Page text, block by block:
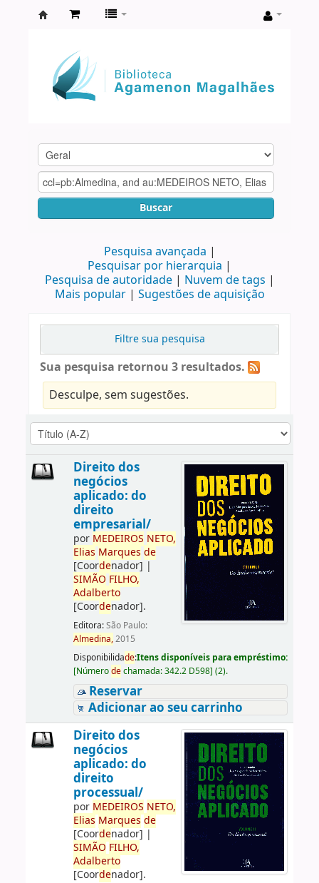
Agamenon
Magalhães
Buscar
Pesquisa avançada
Pesquisar por hierarquia
Pesquisa de autoridade
Nuvem de tags
Mais popular
Sugestões de aquisição
Filtre sua pesquisa
Sua pesquisa retornou 3 resultados.
Desculpe, sem sugestões.
Direito dos
negócios
aplicado: do
direito
empresarial/
por MEDEIROS NETO,
Elias Marques de
[Coordenador] |
SIMÃO FILHO,
Adalberto
[Coordenador].
Editora:São Paulo:
Almedina,2015
Disponibilidade:Itens disponíveis para empréstimo:
[Númerodechamada:342.2 D598] (2).
Reservar
Adicionar ao seu carrinho
Direito dos
negócios
aplicado: do
direito
processual/
por MEDEIROS NETO,
Elias Marques de
[Coordenador] |
SIMÃO FILHO,
Adalberto
[Coordenador].